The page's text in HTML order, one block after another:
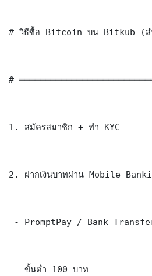
# วิธีซื้อ Bitcoin บน Bitkub (สำ
#
1. สมัครสมาชิก + ทำ KYC
2. ฝากเงินบาทผ่าน Mobile
- PromptPay / Bank
- ขั้นต่ำ 100 บาท